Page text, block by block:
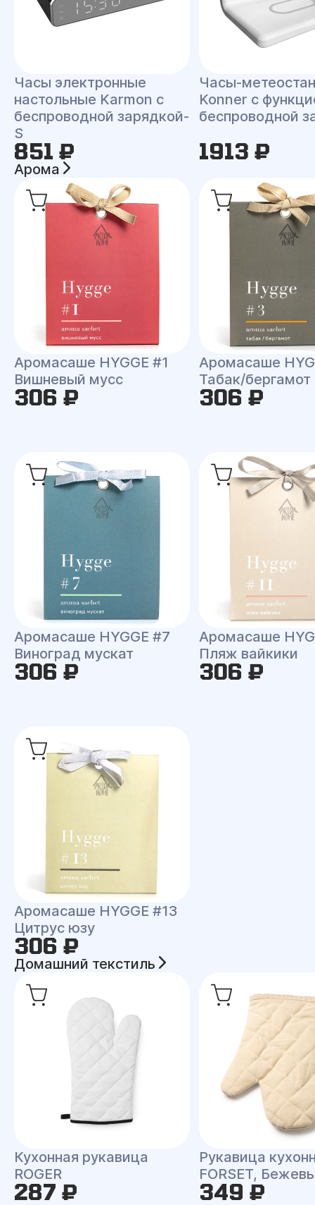
Часы электронные
настольные Karmon с
беспроводной зарядкой-
S
851 ₽
Часы-
Konner с
беспроводной
1913 ₽
Арома
Аромасаше HYGGE #1
Вишневый мусс
306 ₽
Аромасаше
Табак/бергамот
306 ₽
Аромасаше HYGGE #7
Виноград мускат
306 ₽
Аромасаше
Пляж вайкики
306 ₽
Аромасаше HYGGE #13
Цитрус юзу
306 ₽
Домашний текстиль
Кухонная рукавица
ROGER
287 ₽
Рукавица
FORSET,
349 ₽